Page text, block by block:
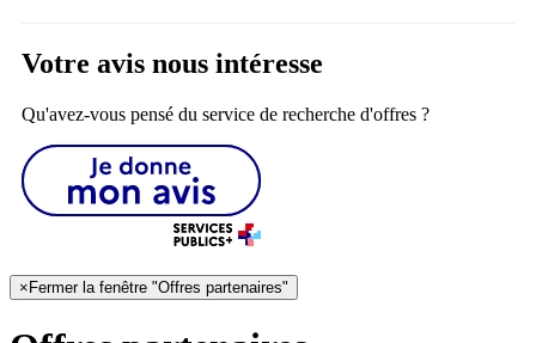
Votre avis nous intéresse
Qu'avez-vous pensé du service de recherche d'offres ?
× Fermer la fenêtre "Offres partenaires"